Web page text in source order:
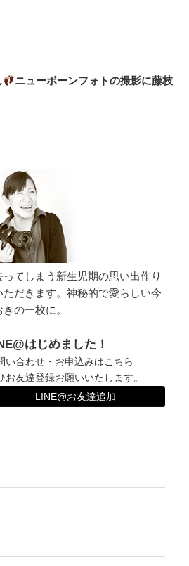
ニューボーンフォトの撮影に藤枝
てしまう新生児期の思い出作り
だきます。神秘的で愛らしい今
の一枚に。
はじめました！
い合わせ・お申込みはこちら
お友達登録お願いいたします。
LINE@お友達追加